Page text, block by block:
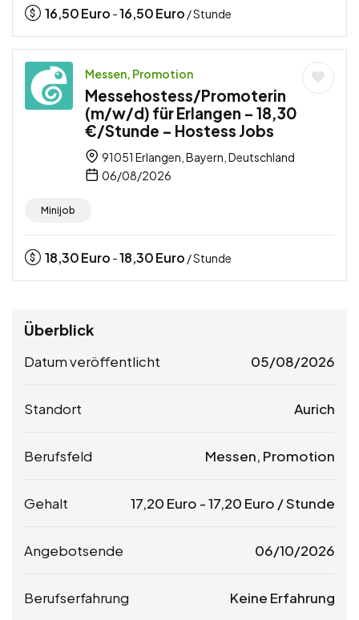
16,50Euro -16,50Euro / Stunde
Messen, Promotion
Messehostess/Promoterin
(m/w/d) für Erlangen – 18,30
€/Stunde – Hostess Jobs
91051 Erlangen, Bayern, Deutschland
06/08/2026
Minijob
18,30Euro -18,30Euro / Stunde
Überblick
Datum veröffentlicht 05/08/2026
Standort Aurich
Berufsfeld Messen, Promotion
Gehalt 17,20 Euro -17,20 Euro / Stunde
Angebotsende 06/10/2026
Berufserfahrung Keine Erfahrung